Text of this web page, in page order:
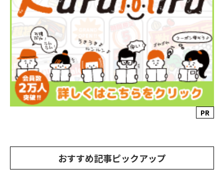
PR
おすすめ記事ピックアップ